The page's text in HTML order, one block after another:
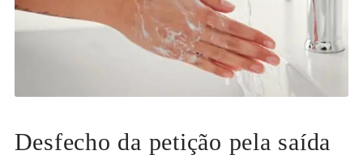
Desfecho da petição pela saída